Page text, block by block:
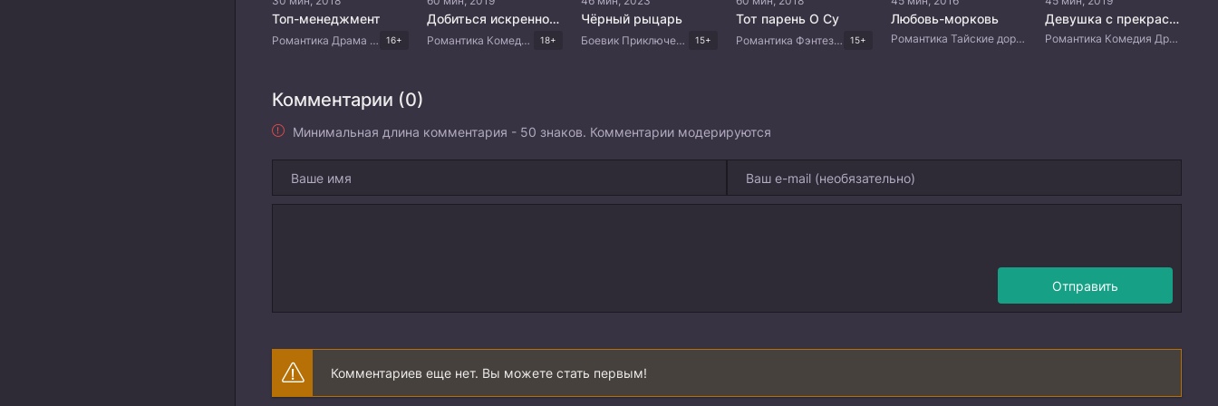
Топ-менеджмент
Романтика Драма Корейские дорамы 16+
Добиться искренности
Романтика Комедия Драма Корейские дорамы 18+
Чёрный рыцарь
Боевик Приключения Драма Корейские дорамы 15+
Тот парень О Су
Романтика Фэнтези Комедия Корейские дорамы 15+
Любовь-морковь
Романтика Тайские дорамы
Девушка с прекрасными мечами
Романтика Комедия Драма Боевые искусства Китайские дорамы
Комментарии (0)
Минимальная длина комментария - 50 знаков. Комментарии модерируются
Отправить
Комментариев еще нет. Вы можете стать первым!